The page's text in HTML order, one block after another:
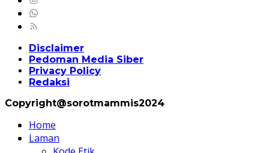
Disclaimer
Pedoman Media Siber
Privacy Policy
Redaksi
Copyright@sorotmammis2024
Home
Laman